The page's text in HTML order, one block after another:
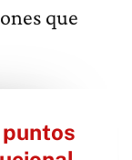
que
puntos